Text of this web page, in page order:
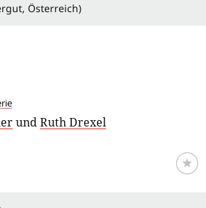
Österreich)
undRuth Drexel